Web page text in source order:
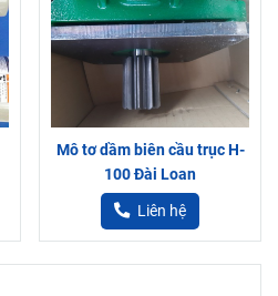
Mô tơ dầm biên cầu trục H-
100 Đài Loan
Liên hệ